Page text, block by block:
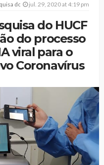
do processo de extração de RNA viral para o diagnóstico do Novo Coronavírus
jul. 29, 2020 at 4:19 pm
do HUCF
do processo
viral para o
Coronavírus